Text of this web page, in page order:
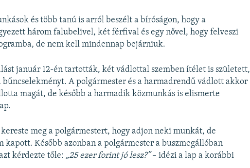
és több tanú is arról beszélt a bíróságon, hogy a
három falubelivel, két férfival és egy nővel, hogy felveszi
de nem kell mindennap bejárniuk.
január 12-én tartották, két vádlottal szemben ítélet is született,
A polgármester és a harmadrendű vádlott akkor
magát, de később a harmadik közmunkás is elismerte
meg a polgármestert, hogy adjon neki munkát, de
kapott. Később azonban a polgármester a buszmegállóban
kérdezte tőle: „25 ezer forint jó lesz?”– idézi a lap a korábbi